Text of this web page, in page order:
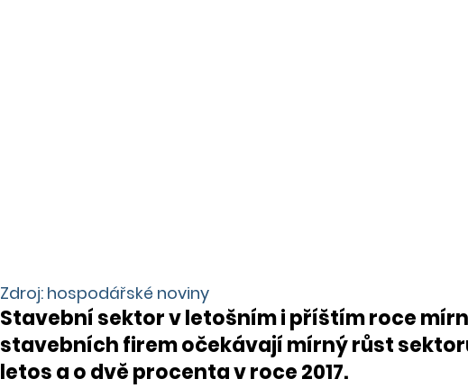
Zdroj: hospodářské noviny
Stavební sektor v letošním i příštím roce
stavebních firem očekávají mírný růst
letos a o dvě procenta v roce 2017.